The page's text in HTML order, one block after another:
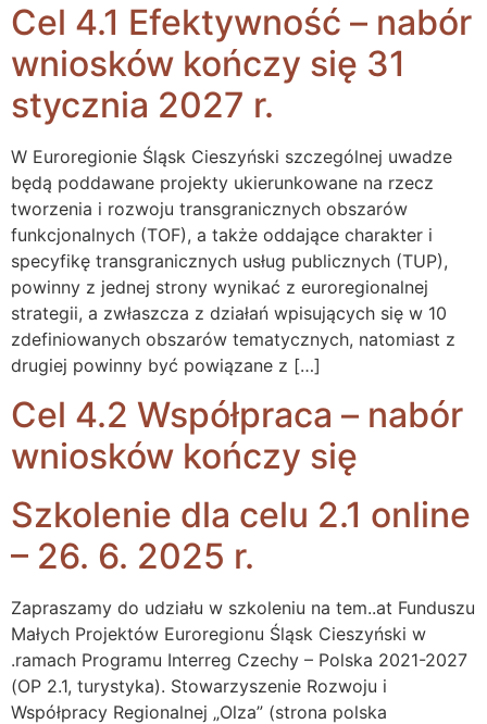
Cel 4.1 Efektywność – nabór
wniosków kończy się 31
stycznia 2027 r.
W Euroregionie Śląsk Cieszyński szczególnej uwadze
będą poddawane projekty ukierunkowane na rzecz
tworzenia i rozwoju transgranicznych obszarów
funkcjonalnych (TOF), a także oddające charakter i
specyfikę transgranicznych usług publicznych (TUP),
powinny z jednej strony wynikać z euroregionalnej
strategii, a zwłaszcza z działań wpisujących się w 10
zdefiniowanych obszarów tematycznych, natomiast z
drugiej powinny być powiązane z […]
Cel 4.2 Współpraca – nabór
wniosków kończy się
Szkolenie dla celu 2.1 online
– 26. 6. 2025 r.
Zapraszamy do udziału w szkoleniu na tem..at Funduszu
Małych Projektów Euroregionu Śląsk Cieszyński w
.ramach Programu Interreg Czechy – Polska 2021-2027
(OP 2.1, turystyka). Stowarzyszenie Rozwoju i
Współpracy Regionalnej „Olza” (strona polska